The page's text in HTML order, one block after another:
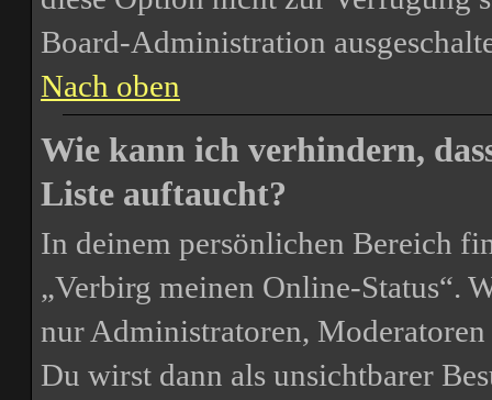
Board-Administration
Nach oben
Wie kann ich verhindern,
Liste auftaucht?
In deinem persönlichen Bereich
„Verbirg meinen Online-Status“.
nur Administratoren,
Du wirst dann als unsichtbarer